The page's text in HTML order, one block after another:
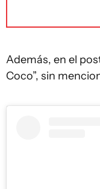
Además, en el
Coco”, sin